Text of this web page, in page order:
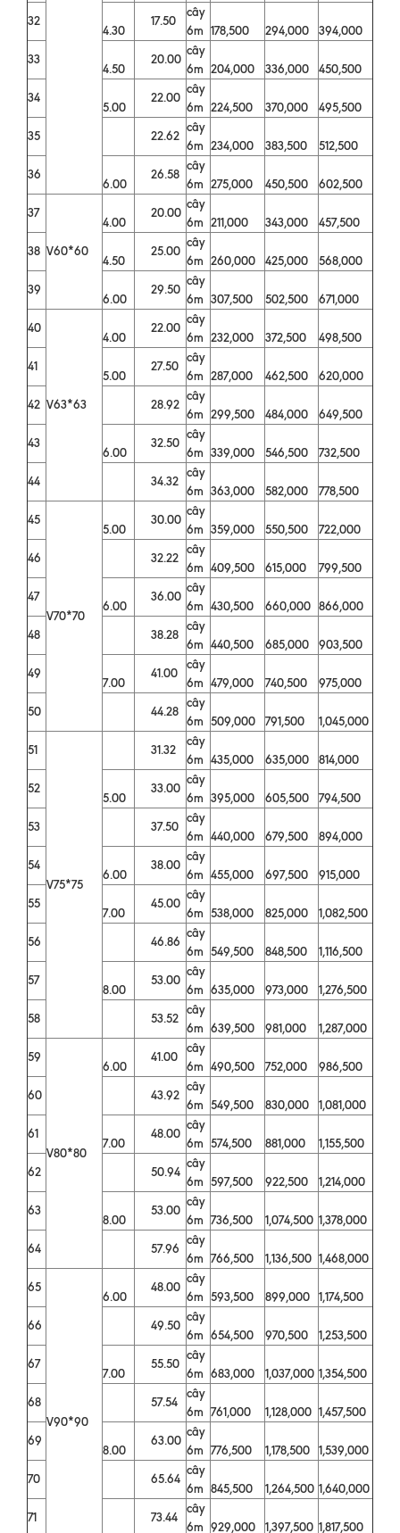
32
4.30
17.50
cây
6m 178,500 294,000
394,000
33
4.50
20.00
cây
6m 204,000 336,000
450,500
34
5.00
22.00
cây
6m 224,500 370,000
495,500
35
22.62
cây
6m 234,000 383,500
512,500
36
6.00
26.58
cây
6m 275,000 450,500
602,500
37
V60*60
4.00
20.00
cây
6m 211,000 343,000
457,500
38
4.50
25.00
cây
6m 260,000 425,000
568,000
39
6.00
29.50
cây
6m 307,500 502,500
671,000
40
V63*63
4.00
22.00
cây
6m 232,000 372,500
498,500
41
5.00
27.50
cây
6m 287,000 462,500
620,000
42
28.92
cây
6m 299,500 484,000
649,500
43
6.00
32.50
cây
6m 339,000 546,500
732,500
44
34.32
cây
6m 363,000 582,000
778,500
45
V70*70
5.00
30.00
cây
6m 359,000 550,500
722,000
46
32.22
cây
6m 409,500 615,000
799,500
47
6.00
36.00
cây
6m 430,500 660,000 866,000
48
38.28
cây
6m 440,500 685,000
903,500
49
7.00
41.00
cây
6m 479,000 740,500
975,000
50
44.28
cây
6m 509,000 791,500
1,045,000
51
V75*75
31.32
cây
6m 435,000 635,000
814,000
52
5.00
33.00
cây
6m 395,000 605,500
794,500
53
37.50
cây
6m 440,000 679,500
894,000
54
6.00
38.00
cây
6m 455,000 697,500
915,000
55
7.00
45.00
cây
6m 538,000 825,000
1,082,500
56
46.86
cây
6m 549,500 848,500
1,116,500
57
8.00
53.00
cây
6m 635,000 973,000
1,276,500
58
53.52
cây
6m 639,500 981,000
1,287,000
59
V80*80
6.00
41.00
cây
6m 490,500 752,000
986,500
60
43.92
cây
6m 549,500 830,000
1,081,000
61
7.00
48.00
cây
6m 574,500 881,000
1,155,500
62
50.94
cây
6m 597,500 922,500
1,214,000
63
8.00
53.00
cây
6m 736,500 1,074,500 1,378,000
64
57.96
cây
6m 766,500 1,136,500 1,468,000
65
V90*90
6.00
48.00
cây
6m 593,500 899,000
1,174,500
66
49.50
cây
6m 654,500 970,500
1,253,500
67
7.00
55.50
cây
6m 683,000 1,037,000 1,354,500
68
57.54
cây
6m 761,000 1,128,000 1,457,500
69
8.00
63.00
cây
6m 776,500 1,178,500
1,539,000
70
65.64
cây
6m 845,500 1,264,500 1,640,000
71
73.44
cây
6m 929,000 1,397,500 1,817,500